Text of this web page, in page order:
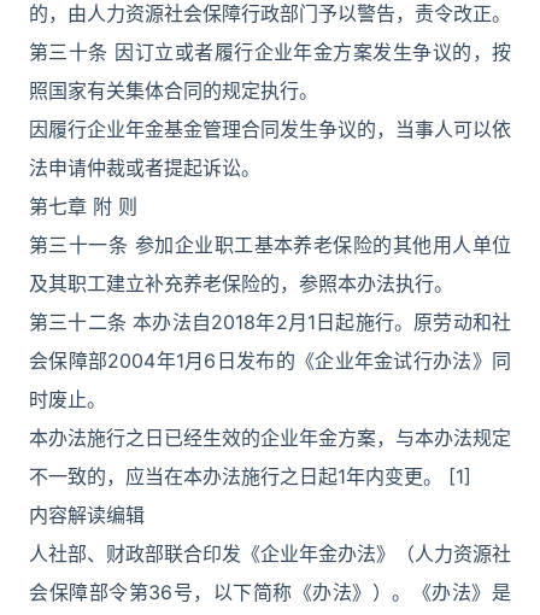
的，由人力资源社会保障行政部门予以警告，责令改正。
第三十条 因订立或者履行企业年金方案发生争议的，按
照国家有关集体合同的规定执行。
因履行企业年金基金管理合同发生争议的，当事人可以依
法申请仲裁或者提起诉讼。
第七章 附 则
第三十一条 参加企业职工基本养老保险的其他用人单位
及其职工建立补充养老保险的，参照本办法执行。
第三十二条 本办法自2018年2月1日起施行。原劳动和社
会保障部2004年1月6日发布的《企业年金试行办法》同
时废止。
本办法施行之日已经生效的企业年金方案，与本办法规定
不一致的，应当在本办法施行之日起1年内变更。 [1]
内容解读编辑
人社部、财政部联合印发《企业年金办法》（人力资源社
会保障部令第36号，以下简称《办法》）。《办法》是